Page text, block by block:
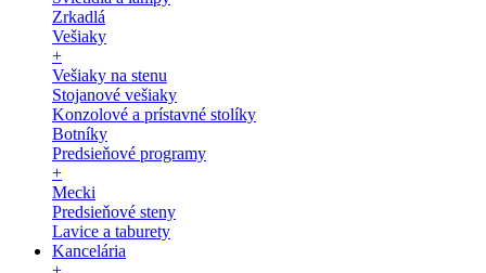
Zrkadlá
Vešiaky
+
Vešiaky na stenu
Stojanové vešiaky
Konzolové a prístavné stolíky
Botníky
Predsieňové programy
+
Mecki
Predsieňové steny
Lavice a taburety
Kancelária